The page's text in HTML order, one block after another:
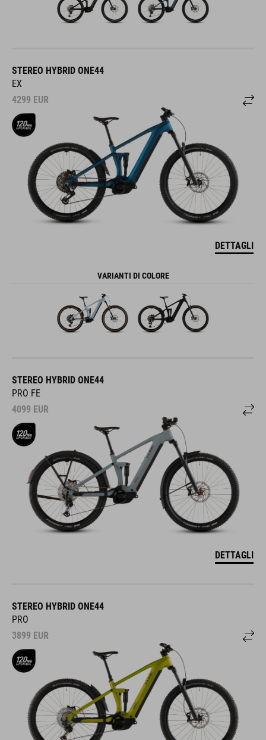
STEREO HYBRID ONE44
EX
4299 EUR
DETTAGLI
VARIANTI DI COLORE
STEREO HYBRID ONE44
PRO FE
4099 EUR
DETTAGLI
STEREO HYBRID ONE44
PRO
3899 EUR